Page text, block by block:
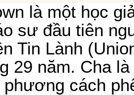
là một học
sư đầu tiên
Tin Lành
29 năm. Cha
phương cách